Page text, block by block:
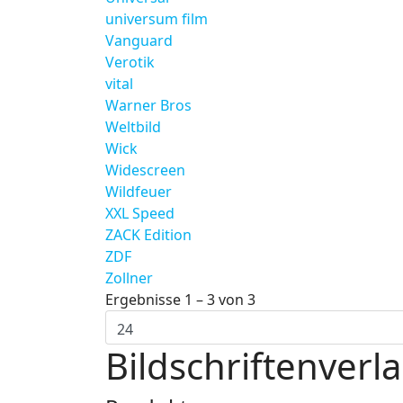
universum film
Vanguard
Verotik
vital
Warner Bros
Weltbild
Wick
Widescreen
Wildfeuer
XXL Speed
ZACK Edition
ZDF
Zollner
Ergebnisse 1 – 3 von 3